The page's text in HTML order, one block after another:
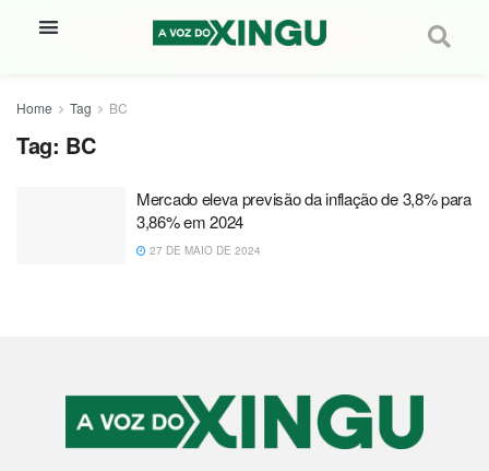
Home Tag BC
Tag: BC
Mercado eleva previsão da inflação de 3,8% para
3,86% em 2024
27 DE MAIO DE 2024